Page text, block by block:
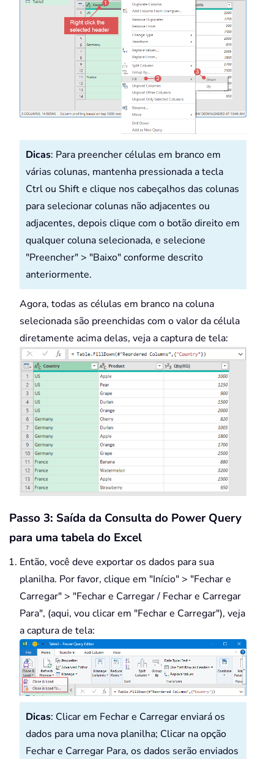
Dicas: Para preencher células em branco em
várias colunas, mantenha pressionada a tecla
Ctrl ou Shift e clique nos cabeçalhos das colunas
para selecionar colunas não adjacentes ou
adjacentes, depois clique com o botão direito em
qualquer coluna selecionada, e selecione
"Preencher" > "Baixo" conforme descrito
anteriormente.
Agora, todas as células em branco na coluna
selecionada são preenchidas com o valor da célula
diretamente acima delas, veja a captura de tela:
Passo 3: Saída da Consulta do Power Query
para uma tabela do Excel
Então, você deve exportar os dados para sua
planilha. Por favor, clique em "Início" > "Fechar e
Carregar" > "Fechar e Carregar / Fechar e Carregar
Para", (aqui, vou clicar em "Fechar e Carregar"), veja
a captura de tela:
Dicas: Clicar em Fechar e Carregar enviará os
dados para uma nova planilha; Clicar na opção
Fechar e Carregar Para, os dados serão enviados